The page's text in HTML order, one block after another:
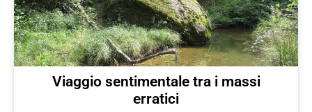
Viaggio sentimentale tra i massi
erratici